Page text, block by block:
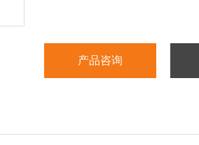
产品咨询